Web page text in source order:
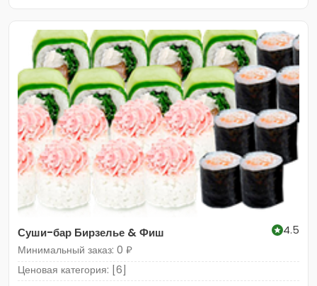
Суши-бар Бирзелье & Фиш
4.5
Минимальный заказ: 0 ₽
Ценовая категория: [6]